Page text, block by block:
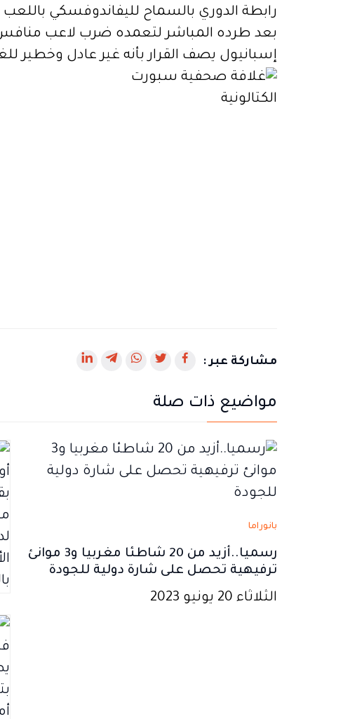
رابطة الدوري بالسماح لليفاندوفسكي باللعب
بعد طرده المباشر لتعمده ضرب لاعب
إسبانيول يصف القرار بأنه غير عادل وخطير
مشاركة عبر :
رابط
في
جديدة
رابط
في
رابطرابط
جديدة
رابط
جديدة
مواضيع ذات صلة
بانوراما
رسميا..أزيد من 20 شاطئا مغربيا و3 موانئ
ترفيهية تحصل على شارة دولية للجودة
الثلاثاء 20 يونيو 2023